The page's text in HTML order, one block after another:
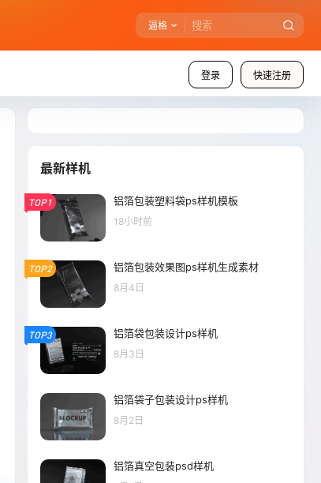
逼格
登录 快速注册
最新样机
TOP1 铝箔包装塑料袋ps样机模板
18小时前
TOP2 铝箔包装效果图ps样机生成素材
8月4日
TOP3 铝箔袋包装设计ps样机
8月3日
铝箔袋子包装设计ps样机
8月2日
铝箔真空包装psd样机